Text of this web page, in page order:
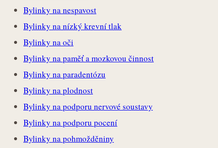
Bylinky na nespavost
Bylinky na nízký krevní tlak
Bylinky na oči
Bylinky na paměť a mozkovou činnost
Bylinky na paradentózu
Bylinky na plodnost
Bylinky na podporu nervové soustavy
Bylinky na podporu pocení
Bylinky na pohmožděniny